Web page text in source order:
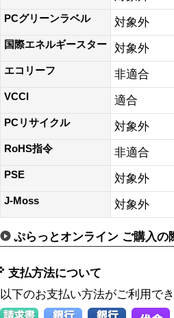
PCグリーンラベル 対象外
国際エネルギースター 対象外
エコリーフ 非適合
VCCI 適合
PCリサイクル 対象外
RoHS指令 非適合
PSE 対象外
J-Moss 対象外
ぷらっとオンライン ご購入の
支払方法について
以下のお支払い方法がご利用で